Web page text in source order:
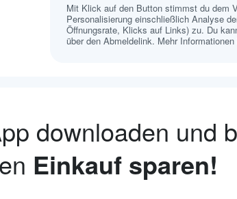
Mit Klick auf den Button stimmst du dem
Personalisierung einschließlich Analyse
Öffnungsrate, Klicks auf Links) zu. Du
über den Abmeldelink. Mehr
downloaden und
Einkauf sparen!